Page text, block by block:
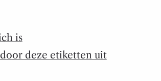
is
deze etiketten uit